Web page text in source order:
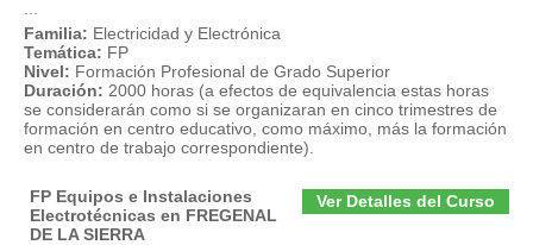
Familia: Electricidad y Electrónica
Temática: FP
Nivel: Formación Profesional de Grado Superior
Duración: 2000 horas (a efectos de equivalencia estas horas
se considerarán como si se organizaran en cinco trimestres de
formación en centro educativo, como máximo, más la formación
en centro de trabajo correspondiente).
Ver Detalles del Curso
FP Equipos e Instalaciones
Electrotécnicas en FREGENAL
DE LA SIERRA